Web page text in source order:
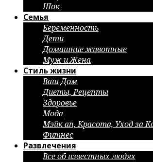
Шок
Семья
Беременность
Дети
Домашние животные
Муж и Жена
Стиль жизни
Ваш Дом
Диеты, Рецепты
Здоровье
Мода
Мэйк ап, Красота, Уход за
Фитнес
Развлечения
Все об известных людях